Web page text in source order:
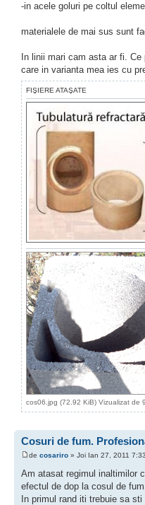
-in acele goluri pe coltul
materialele de mai sus sunt
In linii mari cam asta ar fi.
care in varianta mea ies cu
FIŞIERE ATAŞATE
cos06.jpg (72.92 KiB) Vizualizat de
Cosuri de fum.
de cosariro » Joi Ian 27, 2011
Am atasat regimul inaltimilor
efectul de dop la cosul de fum.
In primul rand iti trebuie sa